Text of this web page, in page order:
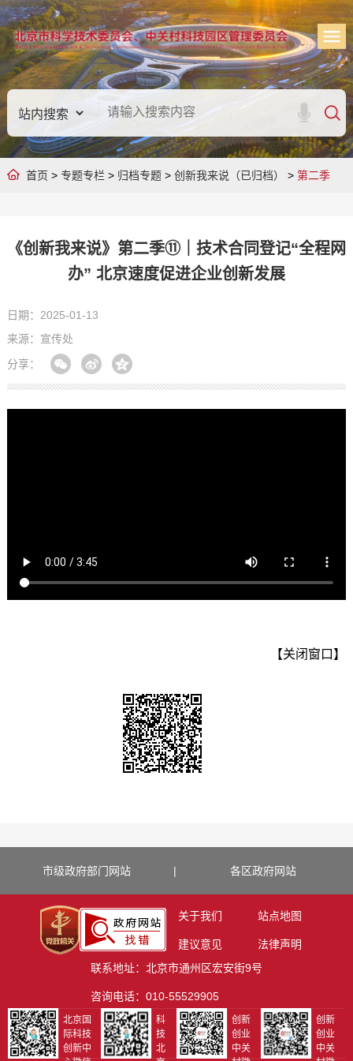
首页 > 专题专栏 > 归档专题> 创新我来说（已归档） > 第二季
《创新我来说》第二季⑪｜技术合同登记“全程网
办” 北京速度促进企业创新发展
日期：2025-01-13
来源：宣传处
分享：
【关闭窗口】
市级政府部门网站 | 各区政府网站
关于我们 站点地图
建议意见
法律声明
联系地址：北京市通州区宏安街9号
咨询电话：010-55529905
北京国
际科技
创新中
科
技
北
创新
创业
中关
创新
创业
中关